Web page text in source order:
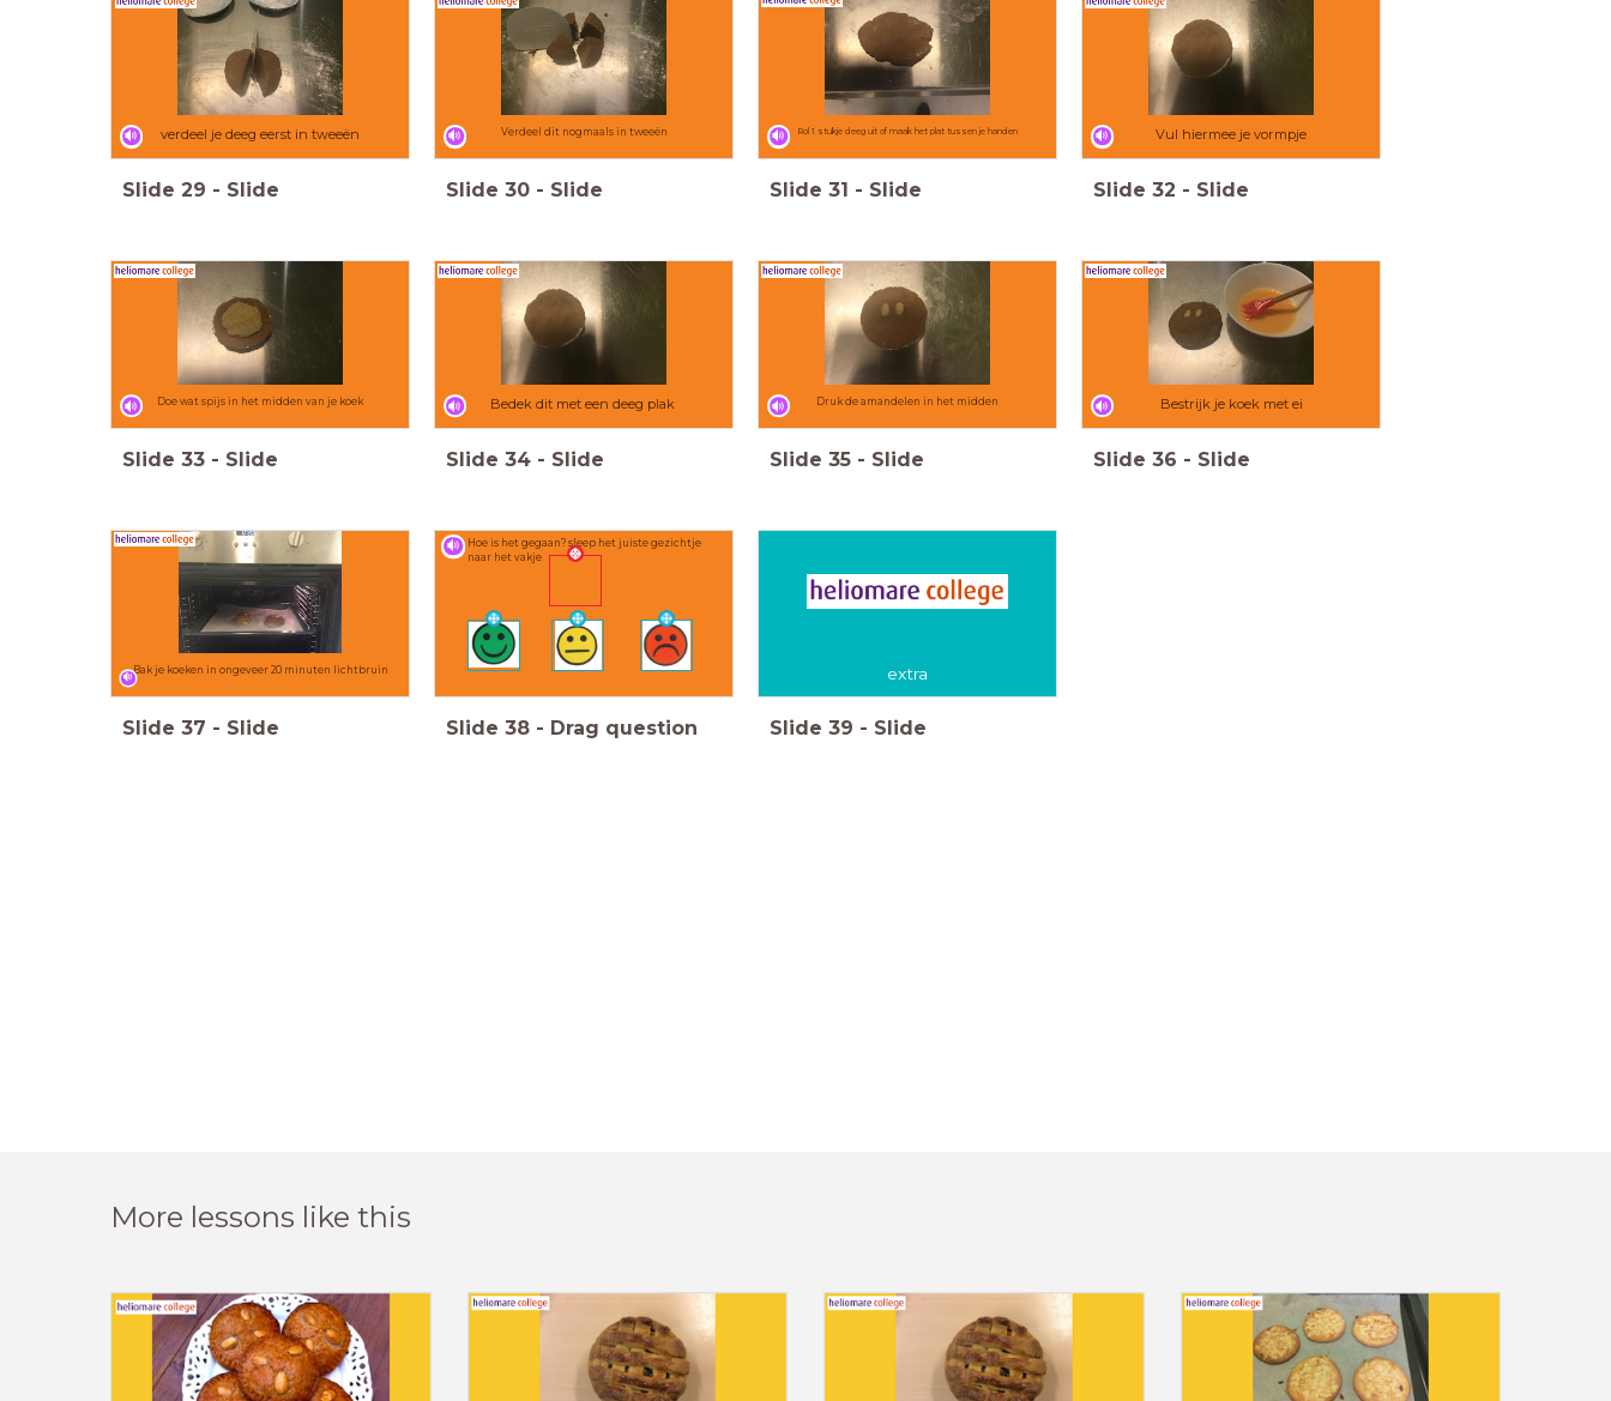
verdeel je deeg eerst in tweeën
Slide 29 - Slide
Verdeel dit nogmaals in tweeën
Slide 30 - Slide
Rol 1 stukje deeg uit of maak het plat tussen je handen
Slide 31 - Slide
Vul hiermee je vormpje
Slide 32 - Slide
Doe wat spijs in het midden van je koek
Slide 33 - Slide
Bedek dit met een deeg plak
Slide 34 - Slide
Druk de amandelen in het midden
Slide 35 - Slide
Bestrijk je koek met ei
Slide 36 - Slide
Bak je koeken in ongeveer 20 minuten lichtbruin
Slide 37 - Slide
Hoe is het gegaan? sleep het juiste gezichtje
naar het vakje
Slide 38 - Drag question
extra
Slide 39 - Slide
More lessons like this